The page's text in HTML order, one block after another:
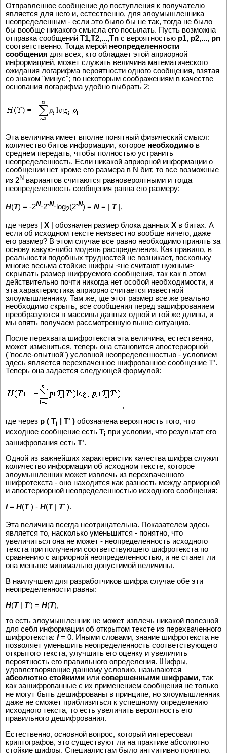
Отправленное сообщение до поступления к получателю
является для него и, естественно, для злоумышленника
неопределенным - если это было бы не так, тогда не было
бы вообще никакого смысла его посылать. Пусть возможна
отправка сообщений T1,T2,...,Tn с вероятностью p1, p2,..., pn
соответственно. Тогда мерой неопределенности
сообщения для всех, кто обладает этой априорной
информацией, может служить величина математического
ожидания логарифма вероятности одного сообщения, взятая
со знаком "минус"; по некоторым соображениям в качестве
основания логарифма удобно выбрать 2:
Эта величина имеет вполне понятный физический смысл:
количество битов информации, которое необходимо в
среднем передать, чтобы полностью устранить
неопределенность. Если никакой априорной информации о
сообщении нет кроме его размера в N бит, то все возможные
из 2N вариантов считаются равновероятными и тогда
неопределенность сообщения равна его размеру:
H(T) = -2N·2-N·log2(2-N) = N = | T|,
где через | X | обозначен размер блока данных X в битах. А
если об исходном тексте неизвестно вообще ничего, даже
его размер? В этом случае все равно необходимо принять за
основу какую-либо модель распределения. Как правило, в
реальности подобных трудностей не возникает, поскольку
многие весьма стойкие шифры <не считают нужным>
скрывать размер шифруемого сообщения, так как в этом
действительно почти никогда нет особой необходимости, и
эта характеристика априорно считается известной
злоумышленнику. Там же, где этот размер все же реально
необходимо скрыть, все сообщения перед зашифрованием
преобразуются в массивы данных одной и той же длины, и
мы опять получаем рассмотренную выше ситуацию.
После перехвата шифротекста эта величина, естественно,
может измениться, теперь она становится апостериорной
("после-опытной") условной неопределенностью - условием
здесь является перехваченное шифрованное сообщение T'.
Теперь она задается следующей формулой:
,
где через p ( Ti | T' ) обозначена вероятность того, что
исходное сообщение есть Ti при условии, что результат его
зашифрования есть T'.
Одной из важнейших характеристик качества шифра служит
количество информации об исходном тексте, которое
злоумышленник может извлечь из перехваченного
шифротекста - оно находится как разность между априорной
и апостериорной неопределенностью исходного сообщения:
I= H(T ) - H(T| T' ).
Эта величина всегда неотрицательна. Показателем здесь
является то, насколько уменьшится - понятно, что
увеличиться она не может - неопределенность исходного
текста при получении соответствующего шифротекста по
сравнению с априорной неопределенностью, и не станет ли
она меньше минимально допустимой величины.
В наилучшем для разработчиков шифра случае обе эти
неопределенности равны:
H(T| T') = H(T),
то есть злоумышленник не может извлечь никакой полезной
для себя информации об открытом тексте из перехваченного
шифротекста: I= 0. Иными словами, знание шифротекста не
позволяет уменьшить неопределенность соответствующего
открытого текста, улучшить его оценку и увеличить
вероятность его правильного определения. Шифры,
удовлетворяющие данному условию, называются
абсолютно стойкими или совершенными шифрами, так
как зашифрованные с их применением сообщения не только
не могут быть дешифрованы в принципе, но злоумышленник
даже не сможет приблизиться к успешному определению
исходного текста, то есть увеличить вероятность его
правильного дешифрования.
Естественно, основной вопрос, который интересовал
криптографов, это существуют ли на практике абсолютно
стойкие шифры. Специалистам было интуитивно понятно,